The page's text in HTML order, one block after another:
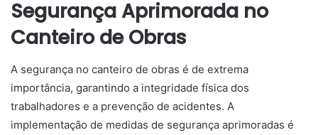
Segurança Aprimorada no
Canteiro de Obras
A segurança no canteiro de obras é de extrema
importância, garantindo a integridade física dos
trabalhadores e a prevenção de acidentes. A
implementação de medidas de segurança aprimoradas é